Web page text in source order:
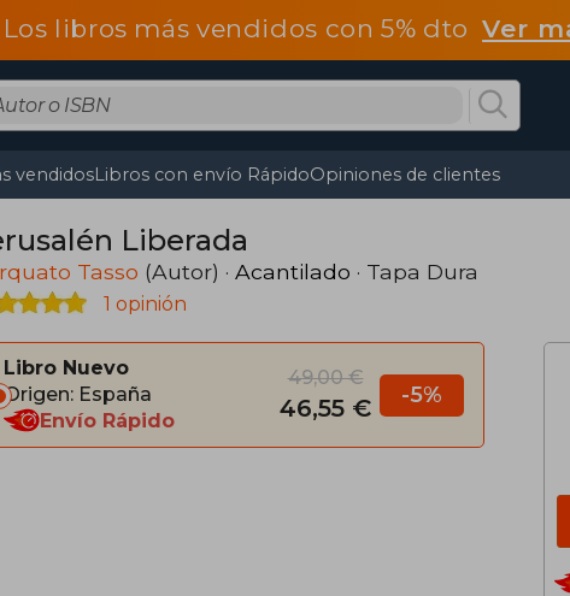
Los libros más vendidos con 5% dtoVer
vendidosLibros con envío RápidoOpiniones de clientes
Liberada
Tasso (Autor) · Acantilado · Tapa Dura
1 opinión
Libro Nuevo
Origen: España
Envío Rápido
49,00 €
46,55 € -5%